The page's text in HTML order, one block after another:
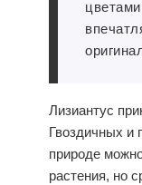
Лизиантус
Гвоздичных и
природе
растения, но